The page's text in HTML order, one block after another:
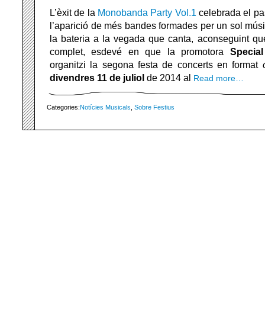
L’èxit de la Monobanda Party Vol.1 celebrada el
l’aparició de més bandes formades per un sol
la bateria a la vegada que canta, aconseguint
complet, esdevé en que la promotora
organitzi la segona festa de concerts en format
divendres 11 de juliol de 2014 al Read more…
Categories:Notícies Musicals Sobre Festius